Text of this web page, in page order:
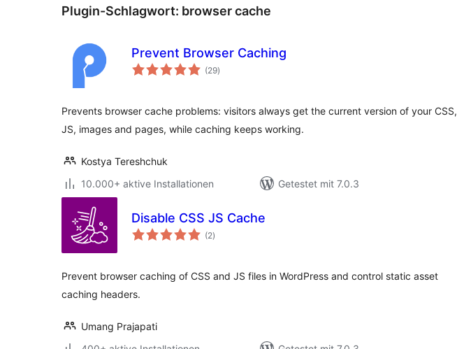
Plugin-Schlagwort: browser cache
Prevent Browser Caching
(29Bewertungen
insgesamt
)
Prevents browser cache problems: visitors always get the current version of your CSS,
JS, images and pages, while caching keeps working.
Kostya Tereshchuk
10.000+ aktive Installationen
Getestet mit 7.0.3
Disable CSS JS Cache
(2Bewertungen
insgesamt
)
Prevent browser caching of CSS and JS files in WordPress and control static asset
caching headers.
Umang Prajapati